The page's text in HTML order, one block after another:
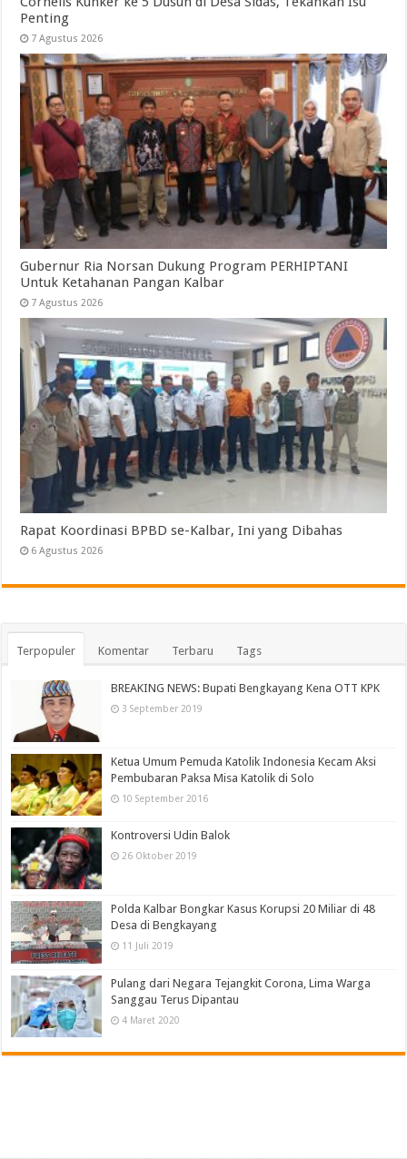
Penting
7 Agustus 2026
Gubernur Ria Norsan Dukung Program PERHIPTANI
Untuk Ketahanan Pangan Kalbar
7 Agustus 2026
Rapat Koordinasi BPBD se-Kalbar, Ini yang Dibahas
6 Agustus 2026
Terpopuler Komentar Terbaru Tags
BREAKING NEWS: Bupati Bengkayang Kena OTT KPK
3 September 2019
Ketua Umum Pemuda Katolik Indonesia Kecam Aksi
Pembubaran Paksa Misa Katolik di Solo
10 September 2016
Kontroversi Udin Balok
26 Oktober 2019
Polda Kalbar Bongkar Kasus Korupsi 20 Miliar di 48
Desa di Bengkayang
11 Juli 2019
Pulang dari Negara Tejangkit Corona, Lima Warga
Sanggau Terus Dipantau
4 Maret 2020